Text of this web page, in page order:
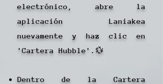
electrónico, abre la
aplicación Laniakea
nuevamente y haz clic en
'Cartera Hubble'.💱
Dentro de la Cartera